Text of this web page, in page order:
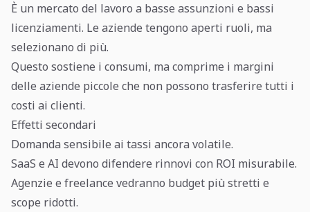
È un mercato del lavoro a basse assunzioni e bassi
licenziamenti. Le aziende tengono aperti ruoli, ma
selezionano di più.
Questo sostiene i consumi, ma comprime i margini
delle aziende piccole che non possono trasferire tutti i
costi ai clienti.
Effetti secondari
Domanda sensibile ai tassi ancora volatile.
SaaS e AI devono difendere rinnovi con ROI misurabile.
Agenzie e freelance vedranno budget più stretti e
scope ridotti.